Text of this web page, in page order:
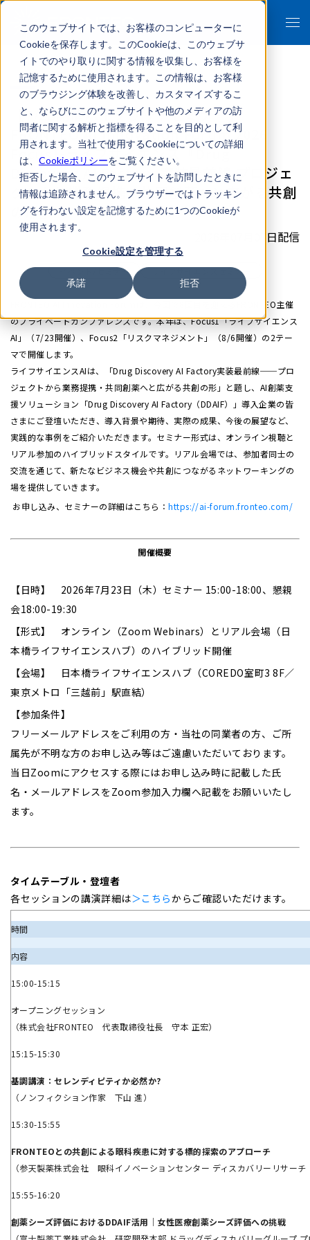
このウェブサイトでは、お客様のコンピューターに
Cookieを保存します。このCookieは、このウェブサ
イトでのやり取りに関する情報を収集し、お客様を
記憶するために使用されます。この情報は、お客様
のブラウジング体験を改善し、カスタマイズするこ
と、ならびにこのウェブサイトや他のメディアの訪
問者に関する解析と指標を得ることを目的として利
用されます。当社で使用するCookieについての詳細
は、 Cookieポリシーをご覧ください。
拒否した場合、このウェブサイトを訪問したときに
情報は追跡されません。ブラウザーではトラッキン
グを行わない設定を記憶するために1つのCookieが
使用されます。
Cookie設定を管理する
承諾 拒否
【7/23開催ハイブリッドセミナー】
FRONTEO AI Innovation Forum 2026
Focus1-ライフサイエンス『Drug
Discovery AI Factory 実装最前線 プロジェ
クトから業務提携・共同創薬へと広がる共創
の形』
2026年07月07日配信
イベント/セミナー ライフサイエンスセミナー
FRONTEO AI Innovation Forumは、今回で8回目を迎えるFRONTEO主催
のプライベートカンファレンスです。本年は、Focus1「ライフサイエンス
AI」（7/23開催）、Focus2「リスクマネジメント」（8/6開催）の2テー
マで開催します。
ライフサイエンスAIは、「Drug Discovery AI Factory実装最前線──プロ
ジェクトから業務提携・共同創薬へと広がる共創の形」と題し、AI創薬支
援ソリューション「Drug Discovery AI Factory（DDAIF）」導入企業の皆
さまにご登壇いただき、導入背景や期待、実際の成果、今後の展望など、
実践的な事例をご紹介いただきます。セミナー形式は、オンライン視聴と
リアル参加のハイブリッドスタイルです。リアル会場では、参加者同士の
交流を通じて、新たなビジネス機会や共創につながるネットワーキングの
場を提供していきます。
お申し込み、セミナーの詳細はこちら：https://ai-forum.fronteo.com/
開催概要
【日時】 2026年7月23日（木）セミナー 15:00-18:00、懇親
会18:00-19:30
【形式】 オンライン（Zoom Webinars）とリアル会場（日
本橋ライフサイエンスハブ）のハイブリッド開催
【会場】 日本橋ライフサイエンスハブ（COREDO室町3 8F／
東京メトロ「三越前」駅直結）
【参加条件】
フリーメールアドレスをご利用の方・当社の同業者の方、ご所
属先が不明な方のお申し込み等はご遠慮いただいております。
当日Zoomにアクセスする際にはお申し込み時に記載した氏
名・メールアドレスをZoom参加入力欄へ記載をお願いいたし
ます。
タイムテーブル・ 登壇者
各セッションの講演詳細は＞こちらからご確認いただけます。
時間
内容
15:00-15:15
オープニングセッション
（株式会社FRONTEO 代表取締役社長 守本 正宏）
15:15-15:30
基調講演：セレンディピティか必然か?
（ノンフィクション作家 下山 進）
15:30-15:55
FRONTEOとの共創による眼科疾患に対する標的探索のアプローチ
（参天製薬株式会社 眼科イノベーションセンター ディスカバリーリサー
15:55-16:20
創薬シーズ評価におけるDDAIF活用｜女性医療創薬シーズ評価への挑戦